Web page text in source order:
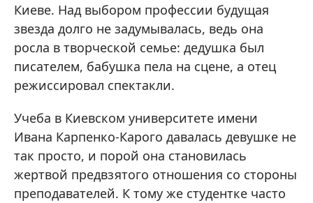
Киеве. Над выбором профессии будущая
звезда долго не задумывалась, ведь она
росла в творческой семье: дедушка был
писателем, бабушка пела на сцене, а отец
режиссировал спектакли.
Учеба в Киевском университете имени
Ивана Карпенко-Карого давалась девушке не
так просто, и порой она становилась
жертвой предвзятого отношения со стороны
преподавателей. К тому же студентке часто